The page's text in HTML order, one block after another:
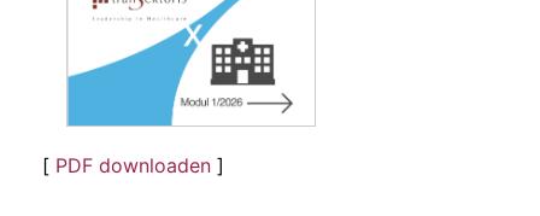
[ PDF downloaden ]